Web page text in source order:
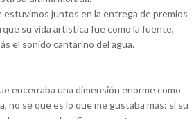
juntos en la entrega de premios
su vida artística fue como la fuente,
el sonido cantarino del agua.
encerraba una dimensión enorme como
no sé que es lo que me gustaba más: si su